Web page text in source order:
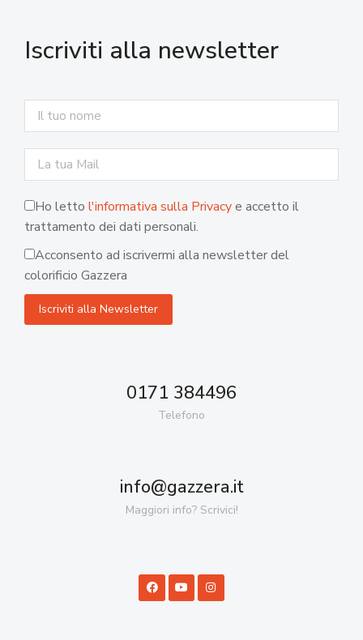
Iscriviti alla newsletter
Ho letto l'informativa sulla Privacye accetto il
trattamento dei dati personali.
Acconsento ad iscrivermi alla newsletter del
colorificio Gazzera
0171 384496
Telefono
info@gazzera.it
Maggiori info? Scrivici!